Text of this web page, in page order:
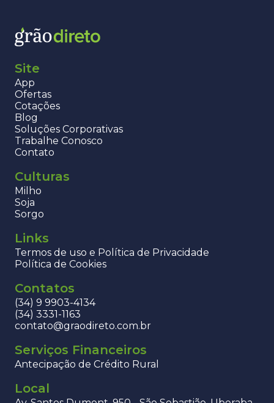
Site
App
Ofertas
Cotações
Blog
Soluções Corporativas
Trabalhe Conosco
Contato
Culturas
Milho
Soja
Sorgo
Links
Termos de uso e Política de Privacidade
Política de Cookies
Contatos
(34) 9 9903-4134
(34) 3331-1163
contato@graodireto.com.br
Serviços Financeiros
Antecipação de Crédito Rural
Local